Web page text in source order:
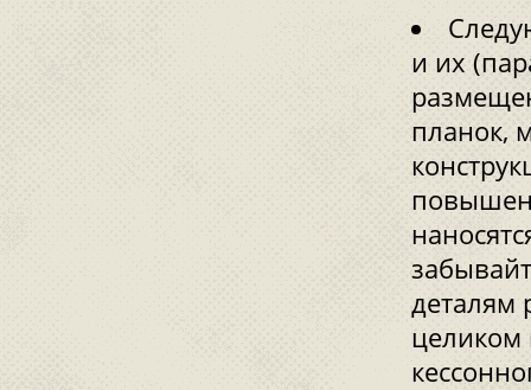
и их
планок,
деталям
целиком